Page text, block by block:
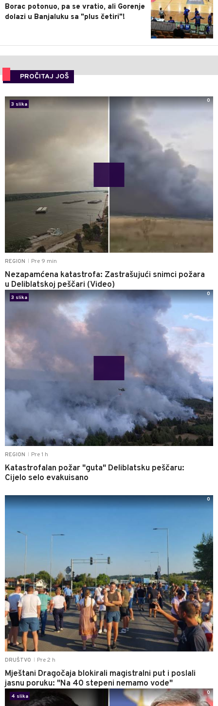
Borac potonuo, pa se vratio, ali Gorenje
dolazi u Banjaluku sa "plus četiri"!
PROČITAJ JOŠ
REGION Pre 9 min
Nezapamćena katastrofa: Zastrašujući snimci požara
u Deliblatskoj peščari (Video)
3 slika
0
REGION Pre 1 h
Katastrofalan požar "guta" Deliblatsku peščaru:
Cijelo selo evakuisano
3 slika
0
DRUŠTVO Pre 2 h
Mještani Dragočaja blokirali magistralni put i poslali
jasnu poruku: "Na 40 stepeni nemamo vode"
0
4 slika
0